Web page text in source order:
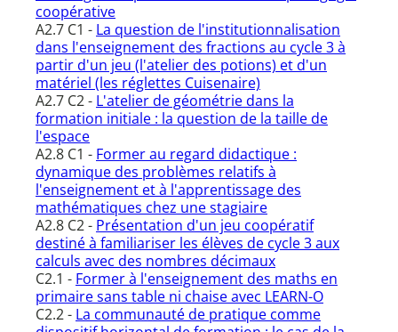
coopérative
A2.7 C1 - La question de l'institutionnalisation
dans l'enseignement des fractions au cycle 3 à
partir d'un jeu (l'atelier des potions) et d'un
matériel (les réglettes Cuisenaire)
A2.7 C2 - L'atelier de géométrie dans la
formation initiale : la question de la taille de
l'espace
A2.8 C1 - Former au regard didactique :
dynamique des problèmes relatifs à
l'enseignement et à l'apprentissage des
mathématiques chez une stagiaire
A2.8 C2 - Présentation d'un jeu coopératif
destiné à familiariser les élèves de cycle 3 aux
calculs avec des nombres décimaux
C2.1 - Former à l'enseignement des maths en
primaire sans table ni chaise avec LEARN-O
C2.2 - La communauté de pratique comme